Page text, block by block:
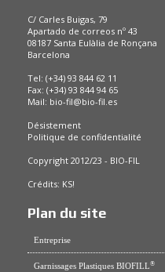
C/ Carles Buigas, 79
Apartado de correos nº 43
08187 Santa Eulàlia de Ronçana
Barcelona
Tel: (+34) 93 844 62 11
Fax: (+34) 93 844 94 65
Mail: bio-fil@bio-fil.es
Désistement
Politique de confidentialité
Copyright 2012/23 - BIO-FIL
Crédits: KS!
Plan du site
Entreprise
Garnissages Plastiques BIOFILL®